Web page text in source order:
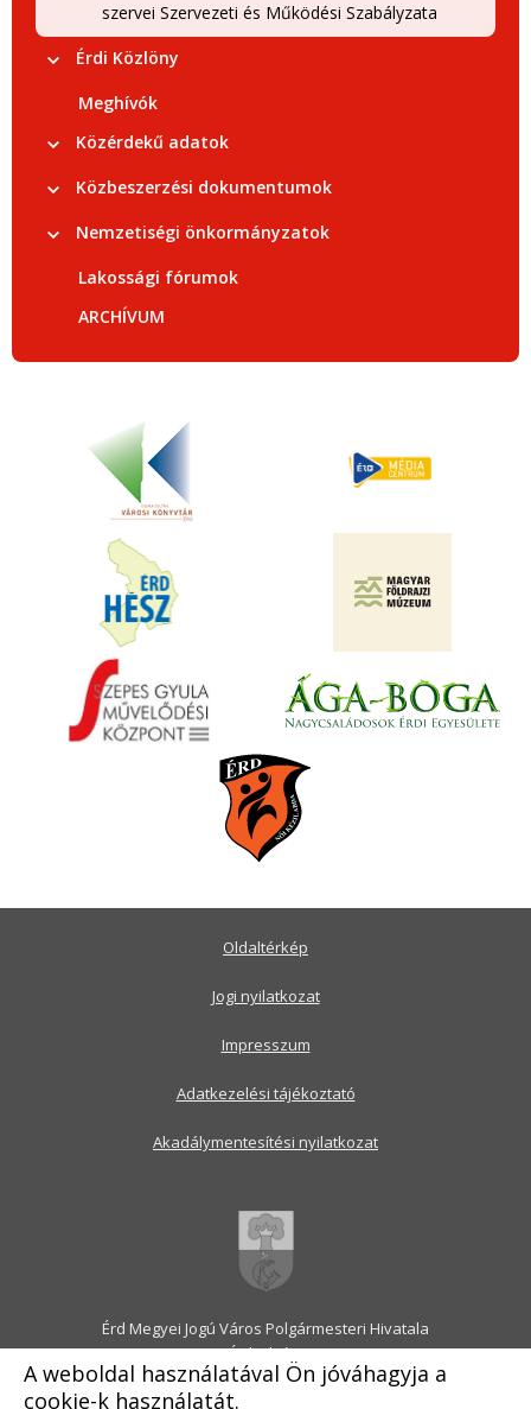
A weboldal használatával Ön jóváhagyja a
cookie-k használatát.
szervei Szervezeti és Működési Szabályzata
Érdi Közlöny
Meghívók
Közérdekű adatok
Közbeszerzési dokumentumok
Nemzetiségi önkormányzatok
Lakossági fórumok
ARCHÍVUM
Érd Megyei Jogú Város Polgármesteri Hivatala
2030 Érd, Alsó utca 1.
Levélcím: 2031 Érd, Pf.: 31
E-mail:onkormanyzat@erd.hu
Oldaltérkép
Jogi nyilatkozat
Impresszum
Adatkezelési tájékoztató
Akadálymentesítési nyilatkozat